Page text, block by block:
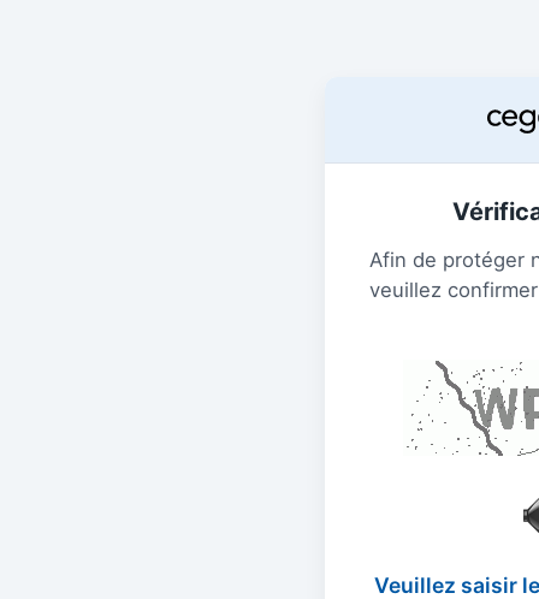
Afin de protéger
veuillez
Veuillez saisir